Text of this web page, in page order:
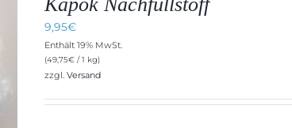
9,95€
Enthält 19% MwSt.
(49,75€ / 1 kg)
zzgl.Versand